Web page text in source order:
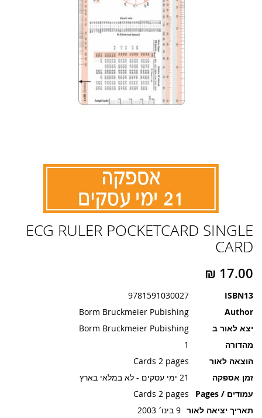
ECG RULER POCKETCARD SINGLE
CARD
ISBN13
9781591030027
Author
Borm Bruckmeier Pubishing
יצא לאור ב
Borm Bruckmeier Pubishing
מהדורה
1
הוצאה לאור
Cards 2 pages
זמן אספקה
21 ימי עסקים - לא במלאי בארץ
עמודים / Pages
Cards 2 pages
תאריך יציאה לאור 9 בינו׳ 2003
להתחלה
של
גלריית